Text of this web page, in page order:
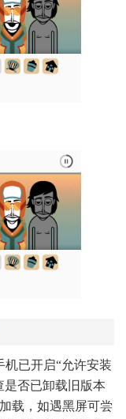
机已开启“允许安装
是否已卸载旧版本
载，如遇黑屏可尝